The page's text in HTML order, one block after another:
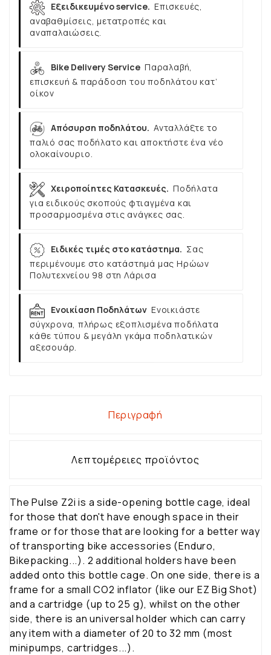
Εξειδικευμένο service. Επισκευές,
αναβαθμίσεις, μετατροπές και
αναπαλαιώσεις.
Bike Delivery Service Παραλαβή,
επισκευή & παράδοση του ποδηλάτου κατ’
οίκον
Απόσυρση ποδηλάτου. Ανταλλάξτε το
παλιό σας ποδήλατο και αποκτήστε ένα νέο
ολοκαίνουριο.
Χειροποίητες Κατασκευές. Ποδήλατα
για ειδικούς σκοπούς φτιαγμένα και
προσαρμοσμένα στις ανάγκες σας.
Ειδικές τιμές στο κατάστημα. Σας
περιμένουμε στο κατάστημά μας Ηρώων
Πολυτεχνείου 98 στη Λάρισα
Ενοικίαση Ποδηλάτων Ενοικιάστε
σύγχρονα, πλήρως εξοπλισμένα ποδήλατα
κάθε τύπου & μεγάλη γκάμα ποδηλατικών
αξεσουάρ.
Περιγραφή
Λεπτομέρειες προϊόντος
The Pulse Z2i is a side-opening bottle cage, ideal
for those that don't have enough space in their
frame or for those that are looking for a better way
of transporting bike accessories (Enduro,
Bikepacking...). 2 additional holders have been
added onto this bottle cage. On one side, there is a
frame for a small CO2 inflator (like our EZ Big Shot)
and a cartridge (up to 25 g), whilst on the other
side, there is an universal holder which can carry
any item with a diameter of 20 to 32 mm (most
minipumps, cartridges...).